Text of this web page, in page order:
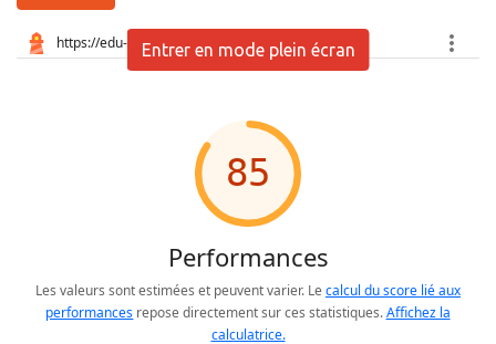
Entrer en mode plein écran